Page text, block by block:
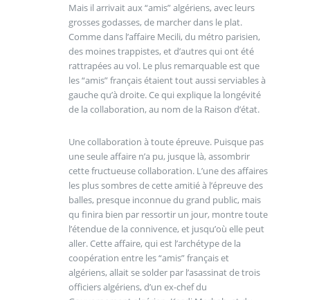
Mais il arrivait aux “amis” algériens, avec leurs
grosses godasses, de marcher dans le plat.
Comme dans l’affaire Mecili, du métro parisien,
des moines trappistes, et d’autres qui ont été
rattrapées au vol. Le plus remarquable est que
les “amis” français étaient tout aussi serviables à
gauche qu’à droite. Ce qui explique la longévité
de la collaboration, au nom de la Raison d’état.
Une collaboration à toute épreuve. Puisque pas
une seule affaire n’a pu, jusque là, assombrir
cette fructueuse collaboration. L’une des affaires
les plus sombres de cette amitié à l’épreuve des
balles, presque inconnue du grand public, mais
qu finira bien par ressortir un jour, montre toute
l’étendue de la connivence, et jusqu’où elle peut
aller. Cette affaire, qui est l’archétype de la
coopération entre les “amis” français et
algériens, allait se solder par l’asassinat de trois
officiers algériens, d’un ex-chef du